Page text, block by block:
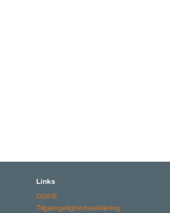
Links
GDPR
Tilgængelighedserklæring